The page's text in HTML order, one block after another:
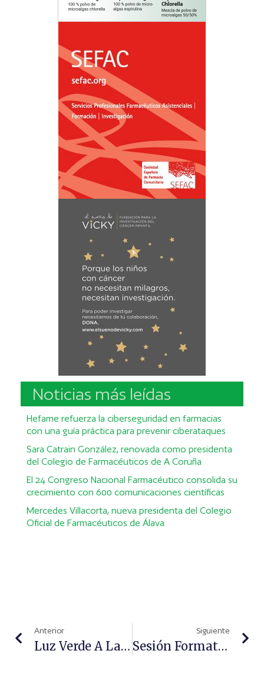
Noticias más leídas
Hefame refuerza la ciberseguridad en farmacias
con una guía práctica para prevenir ciberataques
Sara Catrain González, renovada como presidenta
del Colegio de Farmacéuticos de A Coruña
El 24 Congreso Nacional Farmacéutico consolida su
crecimiento con 600 comunicaciones científicas
Mercedes Villacorta, nueva presidenta del Colegio
Oficial de Farmacéuticos de Álava
Anterior
Luz Verde A La Histórica Aprobación De Los Estatutos Del CGCOF Que Fortalecerán Su Gobernanza Y Transparencia
Siguiente
Sesión Formativa En El COF De Ciudad Real Sobre Nuevas Tecnologías, Protección De Datos Y Cumplimiento Normativo En La Oficina De Farmacia